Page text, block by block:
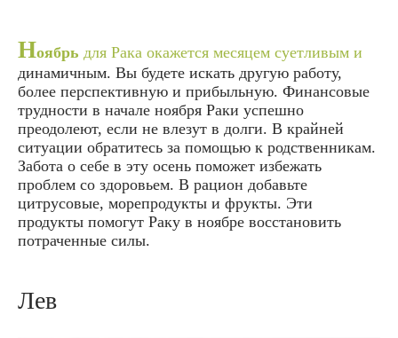
Ноябрь для Рака окажется месяцем суетливым и
динамичным. Вы будете искать другую работу,
более перспективную и прибыльную. Финансовые
трудности в начале ноября Раки успешно
преодолеют, если не влезут в долги. В крайней
ситуации обратитесь за помощью к родственникам.
Забота о себе в эту осень поможет избежать
проблем со здоровьем. В рацион добавьте
цитрусовые, морепродукты и фрукты. Эти
продукты помогут Раку в ноябре восстановить
потраченные силы.
Лев